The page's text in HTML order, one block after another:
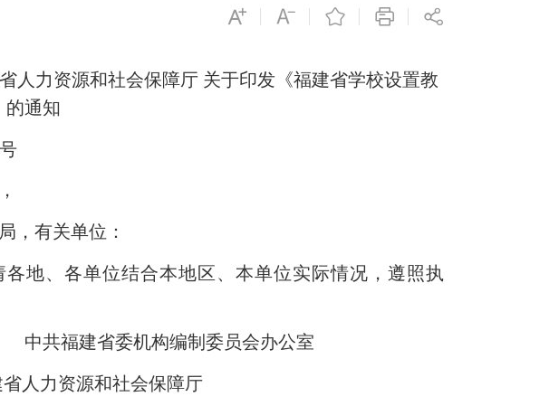
人力资源和社会保障厅 关于印发《福建省学校设置教
的通知
局，有关单位：
、各单位结合本地区、本单位实际情况，遵照执
构编制委员会办公室
资源和社会保障厅